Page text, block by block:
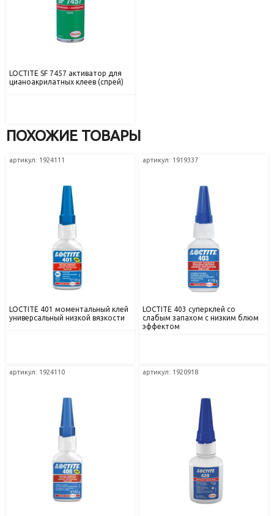
LOCTITE SF 7457 активатор для
цианоакрилатных клеев (спрей)
ПОХОЖИЕ ТОВАРЫ
артикул: 1924111
LOCTITE 401 моментальный клей
универсальный низкой вязкости
артикул: 1919337
LOCTITE 403 суперклей со
слабым запахом с низким блюм
эффектом
артикул: 1924110 артикул: 1920918